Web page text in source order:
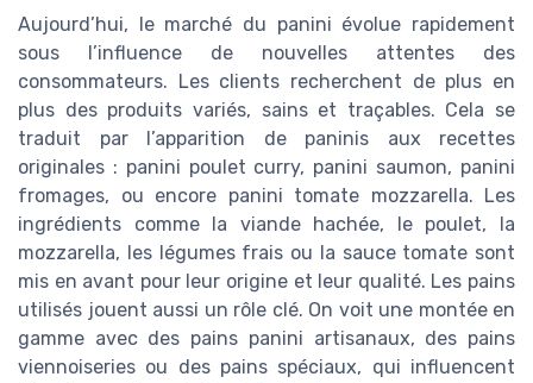
Aujourd’hui, le marché du panini évolue rapidement
sous l’influence de nouvelles attentes des
consommateurs. Les clients recherchent de plus en
plus des produits variés, sains et traçables. Cela se
traduit par l’apparition de paninis aux recettes
originales : panini poulet curry, panini saumon, panini
fromages, ou encore panini tomate mozzarella. Les
ingrédients comme la viande hachée, le poulet, la
mozzarella, les légumes frais ou la sauce tomate sont
mis en avant pour leur origine et leur qualité. Les pains
utilisés jouent aussi un rôle clé. On voit une montée en
gamme avec des pains panini artisanaux, des pains
viennoiseries ou des pains spéciaux, qui influencent